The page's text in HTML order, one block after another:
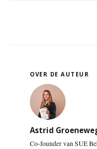
OVER DE AUTEUR
Astrid
Co-founder van SUE